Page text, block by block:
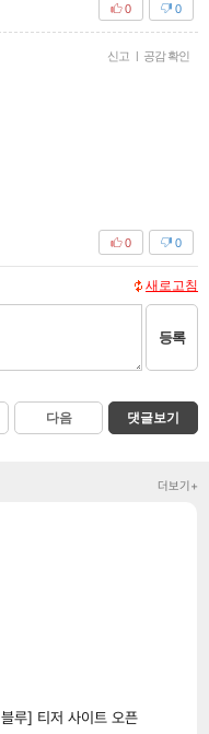
0
0
신고 | 공감 확인
0
0
새로고침
등록
다음 댓글보기
더보기+
루] 티저 사이트 오픈